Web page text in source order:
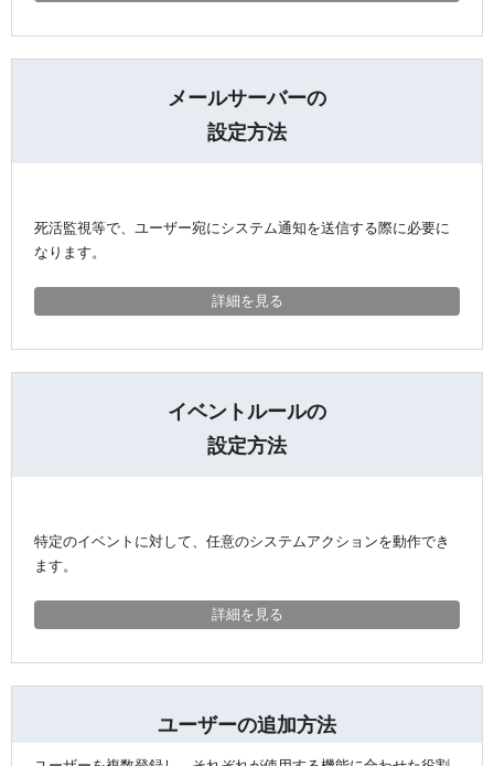
メールサーバーの
設定方法
死活監視等で、ユーザー宛にシステム通知を送信する際に必要に
なります。
詳細を見る
イベントルールの
設定方法
特定のイベントに対して、任意のシステムアクションを動作でき
ます。
詳細を見る
ユーザーの追加方法